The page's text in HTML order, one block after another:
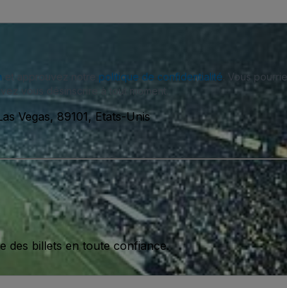
politique de confidentialité . Vous
vous désinscrire à tout moment.
Vegas, 89101, Etats-Unis
des billets en toute confiance.